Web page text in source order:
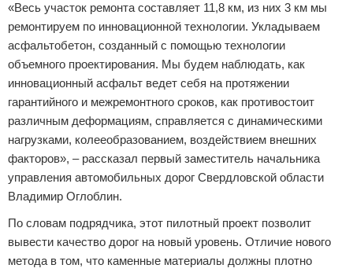
«Весь участок ремонта составляет 11,8 км, из них 3 км мы
ремонтируем по инновационной технологии. Укладываем
асфальтобетон, созданный с помощью технологии
объемного проектирования. Мы будем наблюдать, как
инновационный асфальт ведет себя на протяжении
гарантийного и межремонтного сроков, как противостоит
различным деформациям, справляется с динамическими
нагрузками, колееобразованием, воздействием внешних
факторов», – рассказал первый заместитель начальника
управления автомобильных дорог Свердловской области
Владимир Оглоблин.
По словам подрядчика, этот пилотный проект позволит
вывести качество дорог на новый уровень. Отличие нового
метода в том, что каменные материалы должны плотно